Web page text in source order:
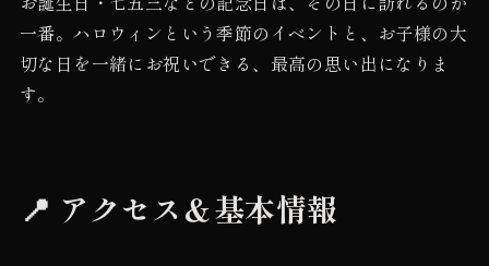
一番。ハロウィンという季節のイベントと、お子様の大
切な日を一緒にお祝いできる、最高の思い出になりま
す。
📍 アクセス＆基本情報